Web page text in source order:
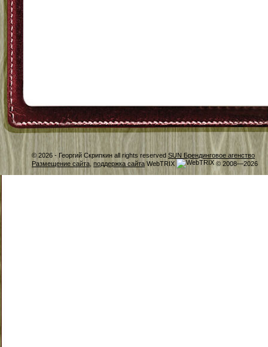
© 2026 - Георгий Скрипкин all rights reserved SUN Брендинговое агенство
Размещение сайта, поддержка сайта WebTRIX © 2008—2026